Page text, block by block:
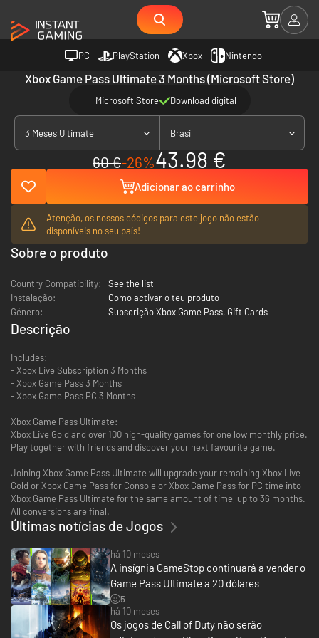
PC PlayStation Xbox Nintendo
Xbox Game Pass Ultimate 3 Months (Microsoft Store)
Microsoft Store Download digital
3 Meses Ultimate Brasil
60 €-26%43.98 €
Adicionar ao carrinho
Atenção, os nossos códigos para este jogo não estão
disponíveis no seu país!
Sobre o produto
Country Compatibility:
See the list
Instalação:
Como activar o teu produto
Género:
Subscrição Xbox Game Pass, Gift Cards
Descrição
Includes:
- Xbox Live Subscription 3 Months
- Xbox Game Pass 3 Months
- Xbox Game Pass PC 3 Months
Xbox Game Pass Ultimate:
Xbox Live Gold and over 100 high-quality games for one low monthly price.
Play together with friends and discover your next favourite game.
Joining Xbox Game Pass Ultimate will upgrade your remaining Xbox Live
Gold or Xbox Game Pass for Console or Xbox Game Pass for PC time into
Xbox Game Pass Ultimate for the same amount of time, up to 36 months.
All conversions are final.
Últimas notícias de Jogos
há 10 meses
A insígnia GameStop continuará a vender o
Game Pass Ultimate a 20 dólares
5
há 10 meses
Os jogos de Call of Duty não serão